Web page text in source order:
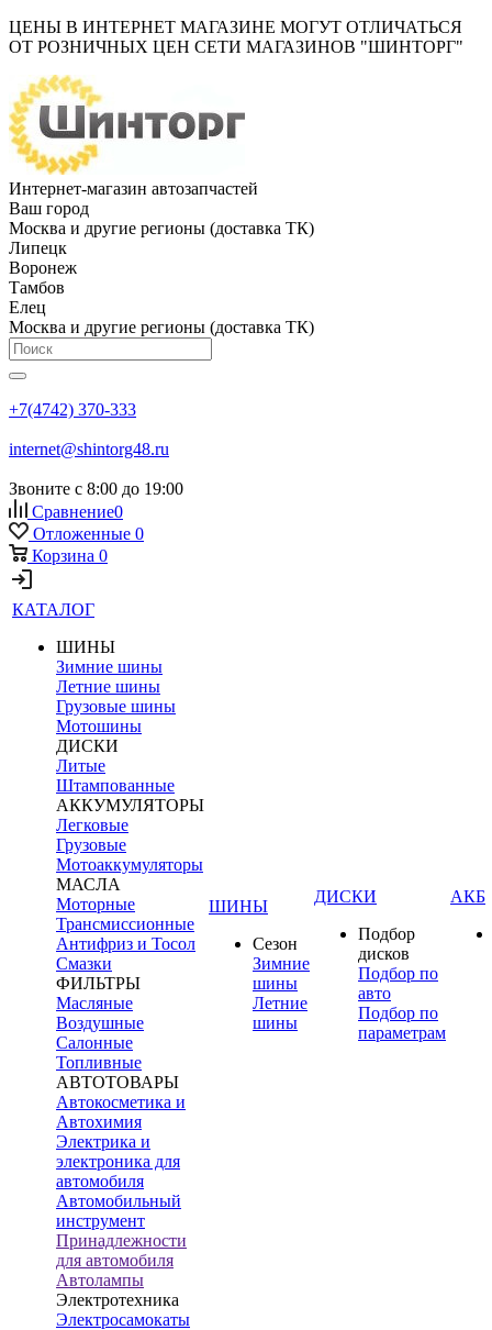
ЦЕНЫ В ИНТЕРНЕТ МАГАЗИНЕ МОГУТ ОТЛИЧАТЬСЯ
ОТ РОЗНИЧНЫХ ЦЕН СЕТИ МАГАЗИНОВ "ШИНТОРГ"
Интернет-магазин автозапчастей
Ваш город
Москва и другие регионы (доставка ТК)
Липецк
Воронеж
Тамбов
Елец
Москва и другие регионы (доставка ТК)
+7(4742) 370-333
internet@shintorg48.ru
Звоните с 8:00 до 19:00
Сравнение0
Отложенные 0
Корзина 0
КАТАЛОГ
ШИНЫ
Зимние шины
Летние шины
Грузовые шины
Мотошины
ДИСКИ
Литые
Штампованные
АККУМУЛЯТОРЫ
Легковые
Грузовые
Мотоаккумуляторы
МАСЛА
Моторные
Трансмиссионные
Антифриз и Тосол
Смазки
ФИЛЬТРЫ
Масляные
Воздушные
Салонные
Топливные
АВТОТОВАРЫ
Автокосметика и
Автохимия
Электрика и
электроника для
автомобиля
Автомобильный
инструмент
Принадлежности
для автомобиля
Автолампы
Электротехника
Электросамокаты
ШИНЫ
Сезон
Зимние
шины
Летние
шины
ДИСКИ
Подбор
дисков
Подбор по
авто
Подбор по
параметрам
АКБ